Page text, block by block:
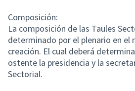
Composición:
La composición de las Taules
determinado por el plenario en el
creación. El cual deberá
ostente la presidencia y la
Sectorial.